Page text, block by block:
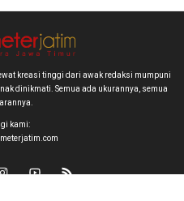
kreasi tinggi dari awak redaksi mumpuni
dinikmati. Semua ada ukurannya, semua
kami: